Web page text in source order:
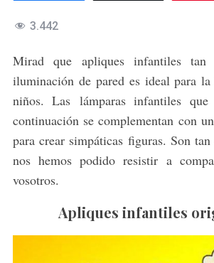
3.442
Mirad que apliques infantiles tan
iluminación de pared es ideal para
niños. Las lámparas infantiles
continuación se complementan con
para crear simpáticas figuras. Son
nos hemos podido resistir a
vosotros.
Apliques infantiles